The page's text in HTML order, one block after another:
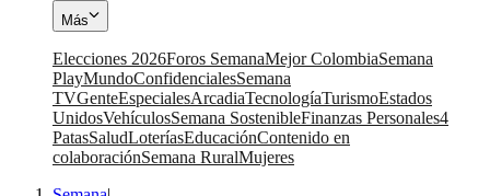
Más
Elecciones 2026Foros SemanaMejor ColombiaSemana
PlayMundoConfidencialesSemana
TVGenteEspecialesArcadiaTecnologíaTurismoEstados
UnidosVehículosSemana SostenibleFinanzas Personales4
PatasSaludLoteríasEducaciónContenido en
colaboraciónSemana RuralMujeres